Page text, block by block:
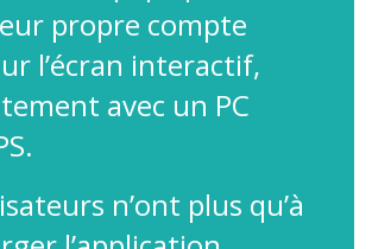
propre compte
l’écran interactif,
avec un PC
n’ont plus qu’à